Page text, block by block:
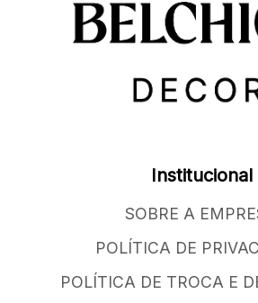
Institucional
SOBRE A
POLÍTICA DE
POLÍTICA DE TROCA E